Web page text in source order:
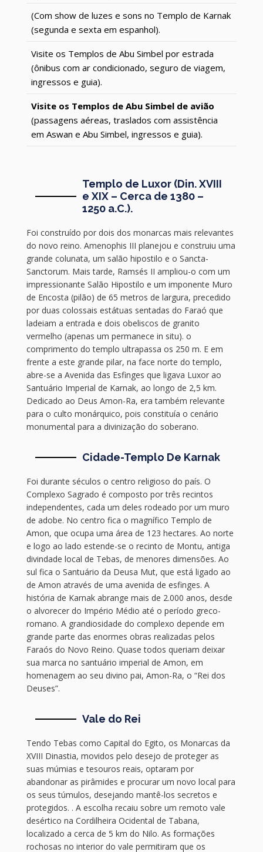
(Com show de luzes e sons no Templo de Karnak
(segunda e sexta em espanhol).
Visite os Templos de Abu Simbel por estrada
(ônibus com ar condicionado, seguro de viagem,
ingressos e guia).
Visite os Templos de Abu Simbel de avião
(passagens aéreas, traslados com assistência
em Aswan e Abu Simbel, ingressos e guia).
Templo de Luxor (Din. XVIII
e XIX – Cerca de 1380 –
1250 a.C.).
Foi construído por dois dos monarcas mais relevantes
do novo reino. Amenophis III planejou e construiu uma
grande colunata, um salão hipostilo e o Sancta-
Sanctorum. Mais tarde, Ramsés II ampliou-o com um
impressionante Salão Hipostilo e um imponente Muro
de Encosta (pilão) de 65 metros de largura, precedido
por duas colossais estátuas sentadas do Faraó que
ladeiam a entrada e dois obeliscos de granito
vermelho (apenas um permanece in situ). o
comprimento do templo ultrapassa os 250 m. E em
frente a este grande pilar, na face norte do templo,
abre-se a Avenida das Esfinges que ligava Luxor ao
Santuário Imperial de Karnak, ao longo de 2,5 km.
Dedicado ao Deus Amon-Ra, era também relevante
para o culto monárquico, pois constituía o cenário
monumental para a divinização do soberano.
Cidade-Templo De Karnak
Foi durante séculos o centro religioso do país. O
Complexo Sagrado é composto por três recintos
independentes, cada um deles rodeado por um muro
de adobe. No centro fica o magnífico Templo de
Amon, que ocupa uma área de 123 hectares. Ao norte
e logo ao lado estende-se o recinto de Montu, antiga
divindade local de Tebas, de menores dimensões. Ao
sul fica o Santuário da Deusa Mut, que está ligado ao
de Amon através de uma avenida de esfinges. A
história de Karnak abrange mais de 2.000 anos, desde
o alvorecer do Império Médio até o período greco-
romano. A grandiosidade do complexo depende em
grande parte das enormes obras realizadas pelos
Faraós do Novo Reino. Quase todos queriam deixar
sua marca no santuário imperial de Amon, em
homenagem ao seu divino pai, Amon-Ra, o “Rei dos
Deuses”.
Vale do Rei
Tendo Tebas como Capital do Egito, os Monarcas da
XVIII Dinastia, movidos pelo desejo de proteger as
suas múmias e tesouros reais, optaram por
abandonar as pirâmides e procurar um novo local para
os seus túmulos, desejando mantê-los secretos e
protegidos. . A escolha recaiu sobre um remoto vale
desértico na Cordilheira Ocidental de Tabana,
localizado a cerca de 5 km do Nilo. As formações
rochosas no interior do vale permitiram que os